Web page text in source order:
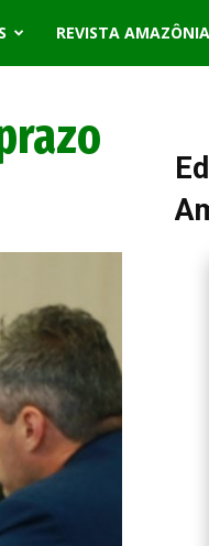
REVISTA AMAZÔNIA